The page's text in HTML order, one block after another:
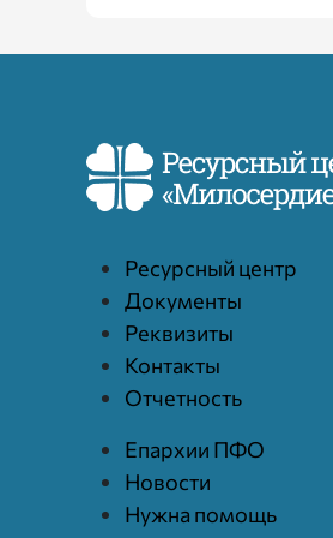
Ресурcный центр
Документы
Реквизиты
Контакты
Отчетность
Епархии ПФО
Новости
Нужна помощь